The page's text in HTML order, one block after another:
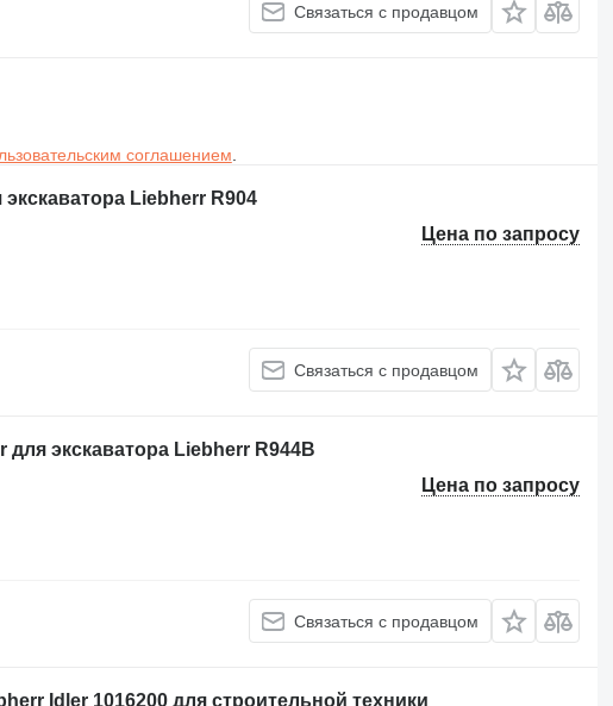
Связаться с продавцом
соглашением
Liebherr R904
Цена по запросу
Связаться с продавцом
экскаватора Liebherr R944B
Цена по запросу
Связаться с продавцом
Idler 1016200 для строительной техники